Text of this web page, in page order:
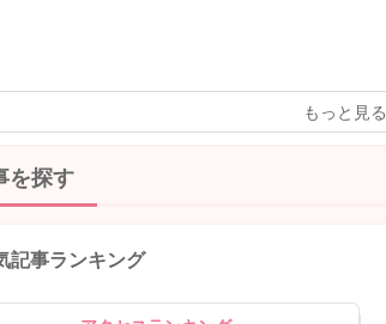
もっと見る
を探す
記事ランキング